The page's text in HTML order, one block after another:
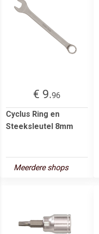
€ 9.96
Cyclus Ring en
Steeksleutel 8mm
Meerdere shops